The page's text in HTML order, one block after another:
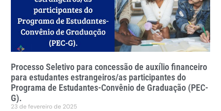
Processo Seletivo para concessão de auxílio financeiro
para estudantes estrangeiros/as participantes do
Programa de Estudantes-Convênio de Graduação (PEC-
G).
23 de fevereiro de 2025